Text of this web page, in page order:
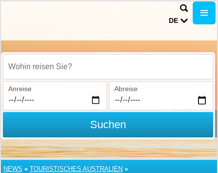
DE
Wohin reisen Sie?
Anreise Abreise
Suchen
NEWS » TOURISTISCHES AUSTRALIEN »